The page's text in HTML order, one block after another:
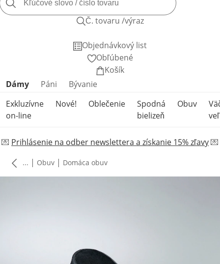
Č. tovaru /výraz
Objednávkový list
Obľúbené
Košík
Preskočiť kategórie produktov
Dámy Páni
Bývanie
Exkluzívne
on-line
Nové! Oblečenie
Spodná
bielizeň
Obuv
💌 Prihlásenie na odber newslettera a získanie 15% zľavy💌
... | Obuv | Domáca obuv